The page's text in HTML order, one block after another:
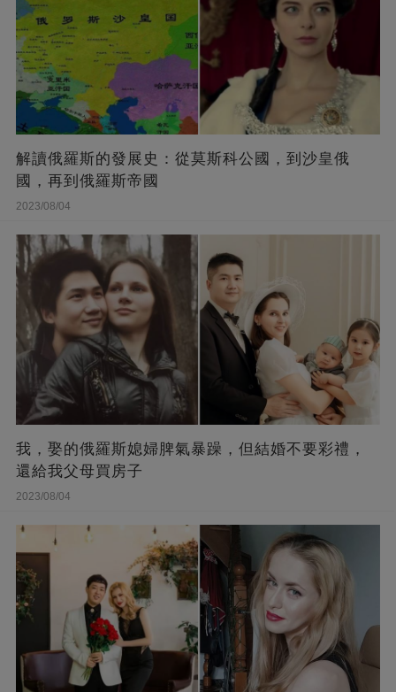
解讀俄羅斯的發展史：從莫斯科公國，到沙皇俄
國，再到俄羅斯帝國
2023/08/04
我，娶的俄羅斯媳婦脾氣暴躁，但結婚不要彩禮，
還給我父母買房子
2023/08/04